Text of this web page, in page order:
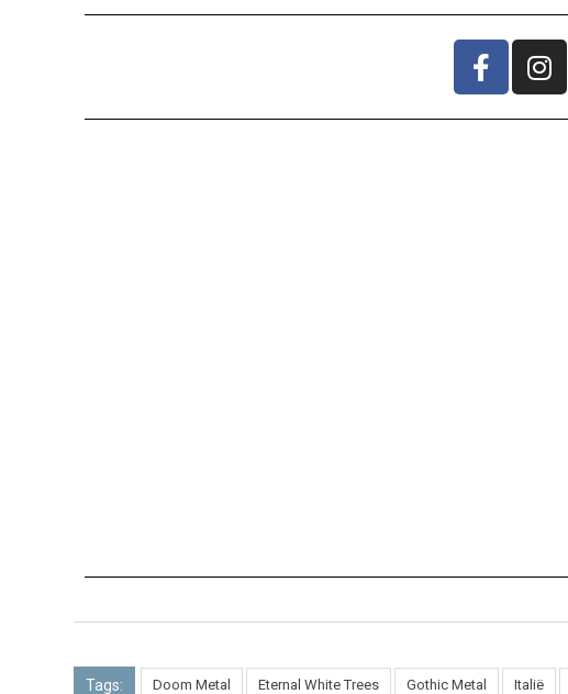
Tags: Doom Metal Eternal White Trees Gothic Metal Italië